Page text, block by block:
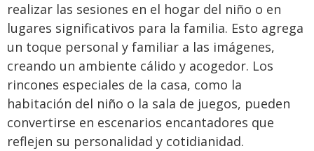
realizar las sesiones en el hogar del niño o en
lugares significativos para la familia. Esto agrega
un toque personal y familiar a las imágenes,
creando un ambiente cálido y acogedor. Los
rincones especiales de la casa, como la
habitación del niño o la sala de juegos, pueden
convertirse en escenarios encantadores que
reflejen su personalidad y cotidianidad.